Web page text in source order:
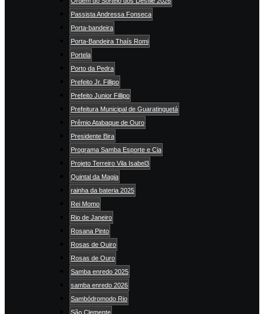
Passista Andressa Fonseca
Porta-bandeira
Porta-Bandeira Thaís Romi
Portela
Porto da Pedra
Prefeito Jr. Fillipo
Prefeito Junior Fillipo
Prefeitura Municipal de Guaratinguetá
Prêmio Atabaque de Ouro
Presidente Bira
Programa Samba Esporte e Cia
Projeto Terreiro Vila Isabel3
Quintal da Magia
rainha da bateria 2025
Rei Momo
Rio de Janeiro
Rosana Pinto
Rosas de Ouiro
Rosas de Ouro
Samba enredo 2025
samba enredo 2026
Sambódromodo Rio
São Clemente